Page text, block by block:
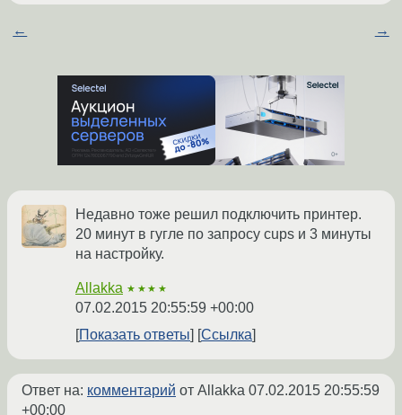
← →
Недавно тоже решил подключить принтер.
20 минут в гугле по запросу cups и 3 минуты
на настройку.
Allakka ★★★★
07.02.2015 20:55:59 +00:00
Показать ответы
Ссылка
Ответ на: комментарий от Allakka 07.02.2015 20:55:59
+00:00